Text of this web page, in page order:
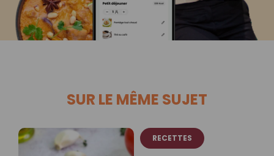
SUR LE MÊME SUJET
RECETTES